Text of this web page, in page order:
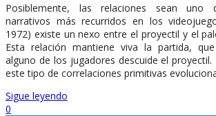
Posiblemente, las relaciones sean uno
narrativos más recurridos en los
1972) existe un nexo entre el proyectil y el
Esta relación mantiene viva la partida,
alguno de los jugadores descuide el proyectil.
este tipo de correlaciones primitivas
Sigue leyendo
0